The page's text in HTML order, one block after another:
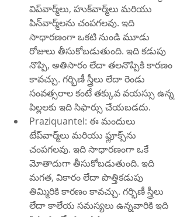
విప్‌వార్మ్‌లు, హుక్‌వార్మ్‌లు మరియు
పిన్‌వార్మ్‌లను చంపగలవు. ఇది
సాధారణంగా ఒకటి నుండి మూడు
రోజులు తీసుకోబడుతుంది. ఇది కడుపు
నొప్పి, అతిసారం లేదా తలనొప్పికి కారణం
కావచ్చు. గర్భిణీ స్త్రీలు లేదా రెండు
సంవత్సరాల కంటే తక్కువ వయస్సు ఉన్న
పిల్లలకు ఇది సిఫార్సు చేయబడదు.
Praziquantel: ఈ మందులు
టేప్‌వార్మ్‌లు మరియు ఫ్లూక్స్‌ను
చంపగలవు. ఇది సాధారణంగా ఒకే
మోతాదుగా తీసుకోబడుతుంది. ఇది
మగత, వికారం లేదా పొత్తికడుపు
తిమ్మిరికి కారణం కావచ్చు. గర్భిణీ స్త్రీలు
లేదా కాలేయ సమస్యలు ఉన్నవారికి ఇది